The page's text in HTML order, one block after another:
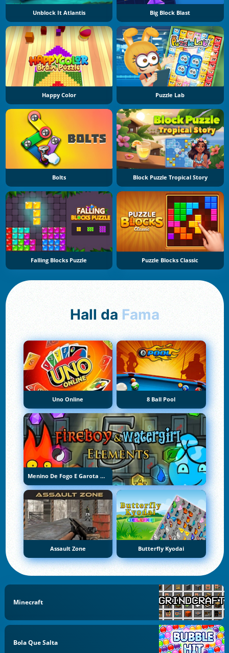
Unblock It Atlantis Big Block Blast
Happy Color Puzzle Lab
Bolts Block Puzzle Tropical Story
Falling Blocks Puzzle Puzzle Blocks Classic
Hall da Fama
Uno Online 8 Ball Pool
Menino De Fogo E Garota De Água 5: Elementos
Assault Zone Butterfly Kyodai
Minecraft
Bola Que Salta